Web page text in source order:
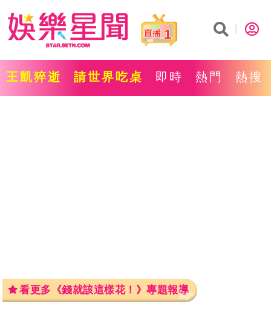
1
王凱猝逝 請世界吃桌 即時 熱門 熱搜
看更多《錢就該這樣花！》專題報導